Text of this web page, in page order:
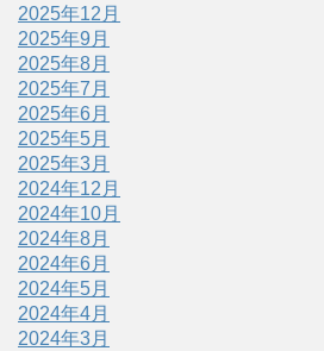
2025年12月
2025年9月
2025年8月
2025年7月
2025年6月
2025年5月
2025年3月
2024年12月
2024年10月
2024年8月
2024年6月
2024年5月
2024年4月
2024年3月